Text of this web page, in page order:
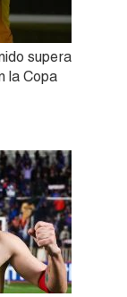
supera
la Copa